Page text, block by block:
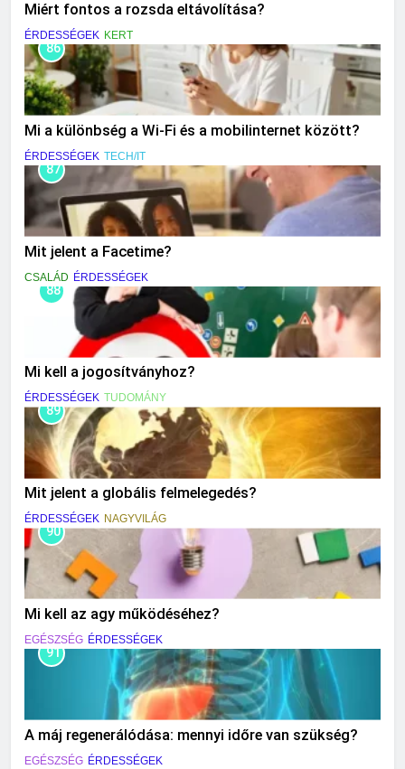
Miért fontos a rozsda eltávolítása?
ÉRDESSÉGEK KERT
86
Mi a különbség a Wi-Fi és a mobilinternet között?
ÉRDESSÉGEK TECH/IT
87
Mit jelent a Facetime?
CSALÁD ÉRDESSÉGEK
88
Mi kell a jogosítványhoz?
ÉRDESSÉGEK TUDOMÁNY
89
Mit jelent a globális felmelegedés?
ÉRDESSÉGEK NAGYVILÁG
90
Mi kell az agy működéséhez?
EGÉSZSÉG ÉRDESSÉGEK
91
A máj regenerálódása: mennyi időre van szükség?
EGÉSZSÉG ÉRDESSÉGEK